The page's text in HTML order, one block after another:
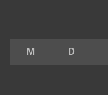
M D